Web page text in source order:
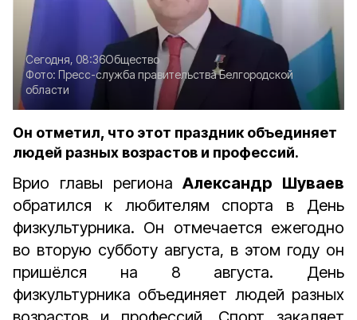
Сегодня, 08:36Общество
Фото: Пресс-служба правительства Белгородской
области
Он отметил, что этот праздник объединяет
людей разных возрастов и профессий.
Врио главы регионаАлександр Шуваев
обратился к любителям спорта в День
физкультурника. Он отмечается ежегодно
во вторую субботу августа, в этом году он
пришёлся на 8 августа. День
физкультурника объединяет людей разных